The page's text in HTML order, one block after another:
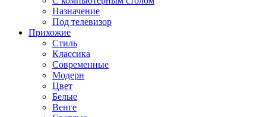
Назначение
Под телевизор
Прихожие
Стиль
Классика
Современные
Модерн
Цвет
Белые
Венге